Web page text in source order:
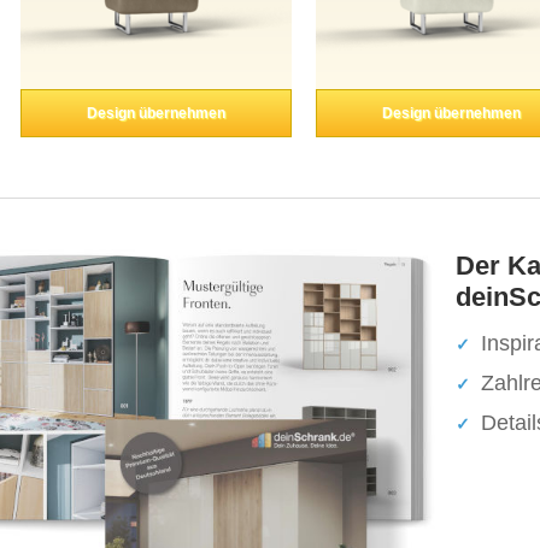
Design übernehmen Design übernehmen
Der